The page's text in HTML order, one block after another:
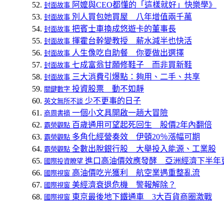
封面故事 阿嬤與CEO都懂的「這樣就好」快樂學》
封面故事 別人買包她買屋 八年增值兩千萬
封面故事 把賓士車換成悠遊卡的董事長
封面故事 揮霍台幹變教授 薪水減半也快活
封面故事 人生像吃自助餐 你要做出選擇
封面故事 七成富翁甘願修鞋子 而非買新鞋
封面故事 三大消費引爆點：夠用、二手、共享
關鍵數字 投資股票 動不如靜
英文無所不談 少不更事的日子
商周書摘 一個小文具開啟一趟大冒險
霸榮觀點 百歲通用可望起死回生 股價2年內翻倍
霸榮觀點 多角化經營奏效 伊頓20％漲幅可期
霸榮觀點 全數出脫銀行股 大舉投入能源、工業股
國際投資瞭望 進口高油價效應發酵 亞洲經濟下半年
國際視窗 高油價吃光獲利 航空業遇重整亂流
國際視窗 美經濟衰退危機 警報解除？
國際視窗 東京最後地下鐵通車 3大百貨商圈激戰